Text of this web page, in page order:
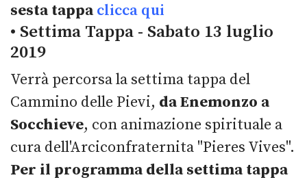
sesta tappaclicca qui
• Settima Tappa - Sabato 13 luglio
2019
Verrà percorsa la settima tappa del
Cammino delle Pievi, da Enemonzo a
Socchieve, con animazione spirituale a
cura dell'Arciconfraternita "Pieres Vives".
Per il programma della settima tappa